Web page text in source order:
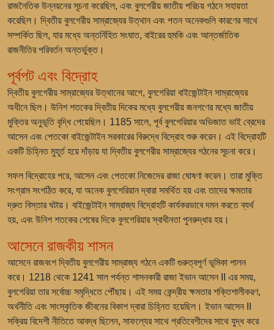
রাজনৈতিক উন্নয়নের সূচনা করেছিল, এবং বুলগেরীয় জাতীয় পরিচয় গঠনে সহায়তা
করেছিল। দ্বিতীয় বুলগেরীয় সাম্রাজ্যের উত্থান এবং পতন অনেকগুলি কারণের সাথে
সম্পর্কিত ছিল, যার মধ্যে অন্তর্নিহিত সংঘাত, বাইরের হুমকি এবং আন্তর্জাতিক
রাজনীতির পরিবর্তন অন্তর্ভুক্ত।
পূর্বপট এবং বিদ্রোহ
দ্বিতীয় বুলগেরীয় সাম্রাজ্যের উত্থানের আগে, বুলগেরিয়া বাইজেন্টাইন সাম্রাজ্যের
অধীনে ছিল। উনিশ শতকের দ্বিতীয় দিকের মধ্যে বুলগেরীয় জনগণের মধ্যে জাতীয়
মুক্তির অনুভূতি বৃদ্ধি পেয়েছিল। 1185 সালে, পূর্ব বুলগেরিয়ার অভিজাত ভাই ব্রেদের
আসেন এবং পেতকো বাইজেন্টাইন সরকারের বিরুদ্ধে বিদ্রোহ শুরু করেন। এই বিদ্রোহটি
একটি চিহ্নিত মুহূর্ত হয়ে দাঁড়ায় যা দ্বিতীয় বুলগেরীয় সাম্রাজ্যের গঠনের সূচনা করে।
সফল বিদ্রোহের পরে, আসেন এবং পেতকো নিজেদের রাজা ঘোষণা করেন। তারা মুক্তি
সংগ্রাম সংগঠিত করে, যা অনেক বুলগেরিয়ান দ্বারা সমর্থিত হয় এবং তাদের ক্ষমতার
দ্রুত বিস্তার ঘটায়। বাইজেন্টাইন সাম্রাজ্য বিদ্রোহটি কার্যকরভাবে দমন করতে ব্যর্থ
হয়, এবং উনিশ শতকের শেষের দিকে বুলগেরিয়ার স্বাধীনতা পুনরুদ্ধার হয়।
আসেনে রাজকীয় শাসন
আসেনে রাজবংশ দ্বিতীয় বুলগেরীয় সাম্রাজ্য গঠনে একটি গুরুত্বপূর্ণ ভূমিকা পালন
করে। 1218 থেকে 1241 সাল পর্যন্ত শাসনকারী রাজা ইভান আসেন II এর সময়,
বুলগেরিয়া তার সর্বোচ্চ সমৃদ্ধিতে পৌঁছায়। এই সময় কেন্দ্রীয় ক্ষমতার শক্তিশালীকরণ,
অর্থনীতি এবং সাংস্কৃতিক জীবনের বিকাশ দ্বারা চিহ্নিত হয়েছিল। ইভান আসেন II
সক্রিয় বিদেশী নীতিতে আবদ্ধ ছিলেন, সাফল্যের সাথে প্রতিবেশীদের সাথে যুদ্ধ করে